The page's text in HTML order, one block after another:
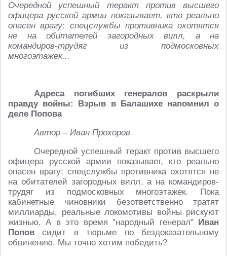
Очередной успешный теракт против высшего
офицера русской армии показывает, кто реально
опасен врагу: спецслужбы противника охотятся
не на обитателей загородных вилл, а на
командиров-трудяг из подмосковных
многоэтажек...
Адреса погибших генералов раскрыли
правду войны: Взрыв в Балашихе напомнил о
деле Попова
Автор – Иван Прохоров
Очередной успешный теракт против высшего
офицера русской армии показывает, кто реально
опасен врагу: спецслужбы противника охотятся не
на обитателей загородных вилл, а на командиров-
трудяг из подмосковных многоэтажек. Пока
кабинетные чиновники безответственно тратят
миллиарды, реальные локомотивы войны рискуют
жизнью. А в это время "народный генерал" Иван
Попов сидит в тюрьме по бездоказательному
обвинению. Мы точно хотим победить?